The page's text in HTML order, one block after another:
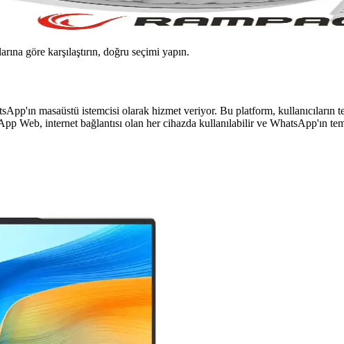
göre karşılaştırın, doğru seçimi yapın.
masaüstü istemcisi olarak hizmet veriyor. Bu platform,
Web, internet bağlantısı olan her cihazda kullanılabilir ve WhatsApp'ın
mesajlaşmayı kolaylaştırır. Dosya paylaşımı, sesli ve görüntülü
Cihazlarında Kullanım Zorlukları Analizi
erişim sorunları kullanıcı deneyimini etkiliyor. Toplu mesaj sınırı ve
Güncellemeleriyle En Güncel Yöntemler
karşılaşanlar için 2025'e özel güncel çözümler ve güvenlik ipuçları.